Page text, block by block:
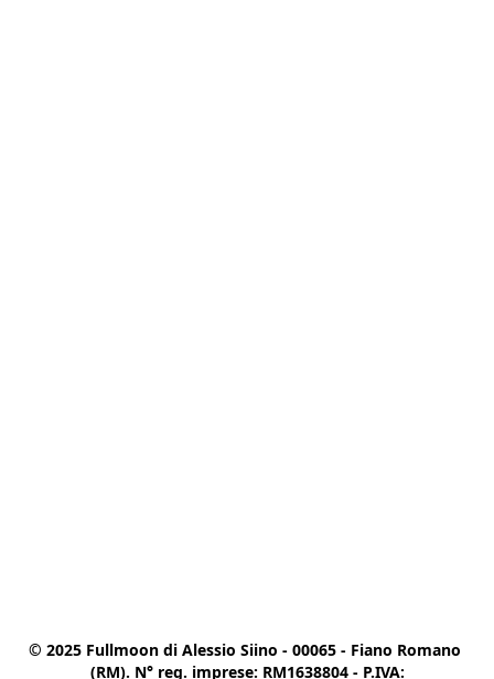
© 2025 Fullmoon di Alessio Siino - 00065 - Fiano Romano
(RM). N° reg. imprese: RM1638804 - P.IVA: